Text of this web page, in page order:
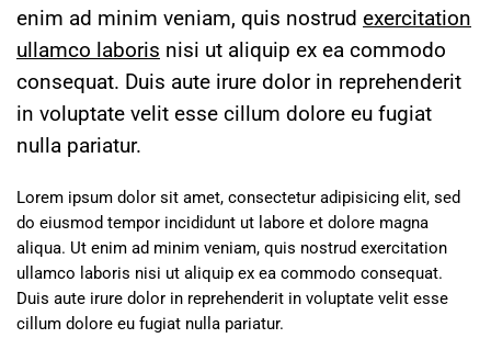
enim ad minim veniam, quis nostrud exercitation
ullamco laboris nisi ut aliquip ex ea commodo
consequat. Duis aute irure dolor in reprehenderit
in voluptate velit esse cillum dolore eu fugiat
nulla pariatur.
Lorem ipsum dolor sit amet, consectetur adipisicing elit, sed
do eiusmod tempor incididunt ut labore et dolore magna
aliqua. Ut enim ad minim veniam, quis nostrud exercitation
ullamco laboris nisi ut aliquip ex ea commodo consequat.
Duis aute irure dolor in reprehenderit in voluptate velit esse
cillum dolore eu fugiat nulla pariatur.